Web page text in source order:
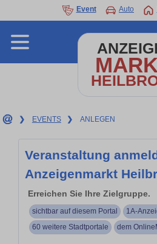
Event Auto
❯ EVENTS ❯ ANLEGEN
Veranstaltung
Anzeigenmarkt
Erreichen Sie Ihre Zielgruppe.
sichtbar auf diesem Portal
1A-
60 weitere Stadtportale
dem